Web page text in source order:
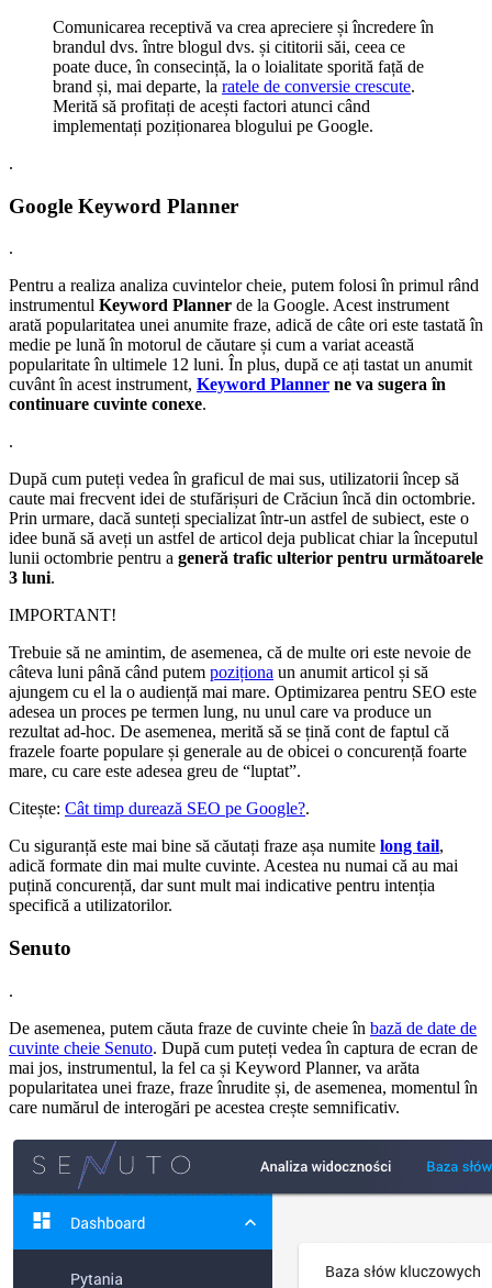
Comunicarea receptivă va crea apreciere și încredere în
brandul dvs. între blogul dvs. și cititorii săi, ceea ce
poate duce, în consecință, la o loialitate sporită față de
brand și, mai departe, la ratele de conversie crescute.
Merită să profitați de acești factori atunci când
implementați poziționarea blogului pe Google.
.
Google Keyword Planner
.
Pentru a realiza analiza cuvintelor cheie, putem folosi în primul rând
instrumentul Keyword Planner de la Google. Acest instrument
arată popularitatea unei anumite fraze, adică de câte ori este tastată în
medie pe lună în motorul de căutare și cum a variat această
popularitate în ultimele 12 luni. În plus, după ce ați tastat un anumit
cuvânt în acest instrument, Keyword Planner ne va sugera în
continuare cuvinte conexe.
.
După cum puteți vedea în graficul de mai sus, utilizatorii încep să
caute mai frecvent idei de stufărișuri de Crăciun încă din octombrie.
Prin urmare, dacă sunteți specializat într-un astfel de subiect, este o
idee bună să aveți un astfel de articol deja publicat chiar la începutul
lunii octombrie pentru a generă trafic ulterior pentru următoarele
3 luni.
IMPORTANT!
Trebuie să ne amintim, de asemenea, că de multe ori este nevoie de
câteva luni până când putem poziționa un anumit articol și să
ajungem cu el la o audiență mai mare. Optimizarea pentru SEO este
adesea un proces pe termen lung, nu unul care va produce un
rezultat ad-hoc. De asemenea, merită să se țină cont de faptul că
frazele foarte populare și generale au de obicei o concurență foarte
mare, cu care este adesea greu de “luptat”.
Citește: Cât timp durează SEO pe Google?.
Cu siguranță este mai bine să căutați fraze așa numite long tail,
adică formate din mai multe cuvinte. Acestea nu numai că au mai
puțină concurență, dar sunt mult mai indicative pentru intenția
specifică a utilizatorilor.
Senuto
.
De asemenea, putem căuta fraze de cuvinte cheie în bază de date de
cuvinte cheie Senuto. După cum puteți vedea în captura de ecran de
mai jos, instrumentul, la fel ca și Keyword Planner, va arăta
popularitatea unei fraze, fraze înrudite și, de asemenea, momentul în
care numărul de interogări pe acestea crește semnificativ.